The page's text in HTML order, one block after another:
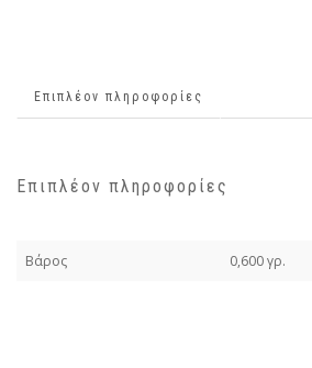
Επιπλέον πληροφορίες
Επιπλέον πληροφορίες
Βάρος 0,600 γρ.